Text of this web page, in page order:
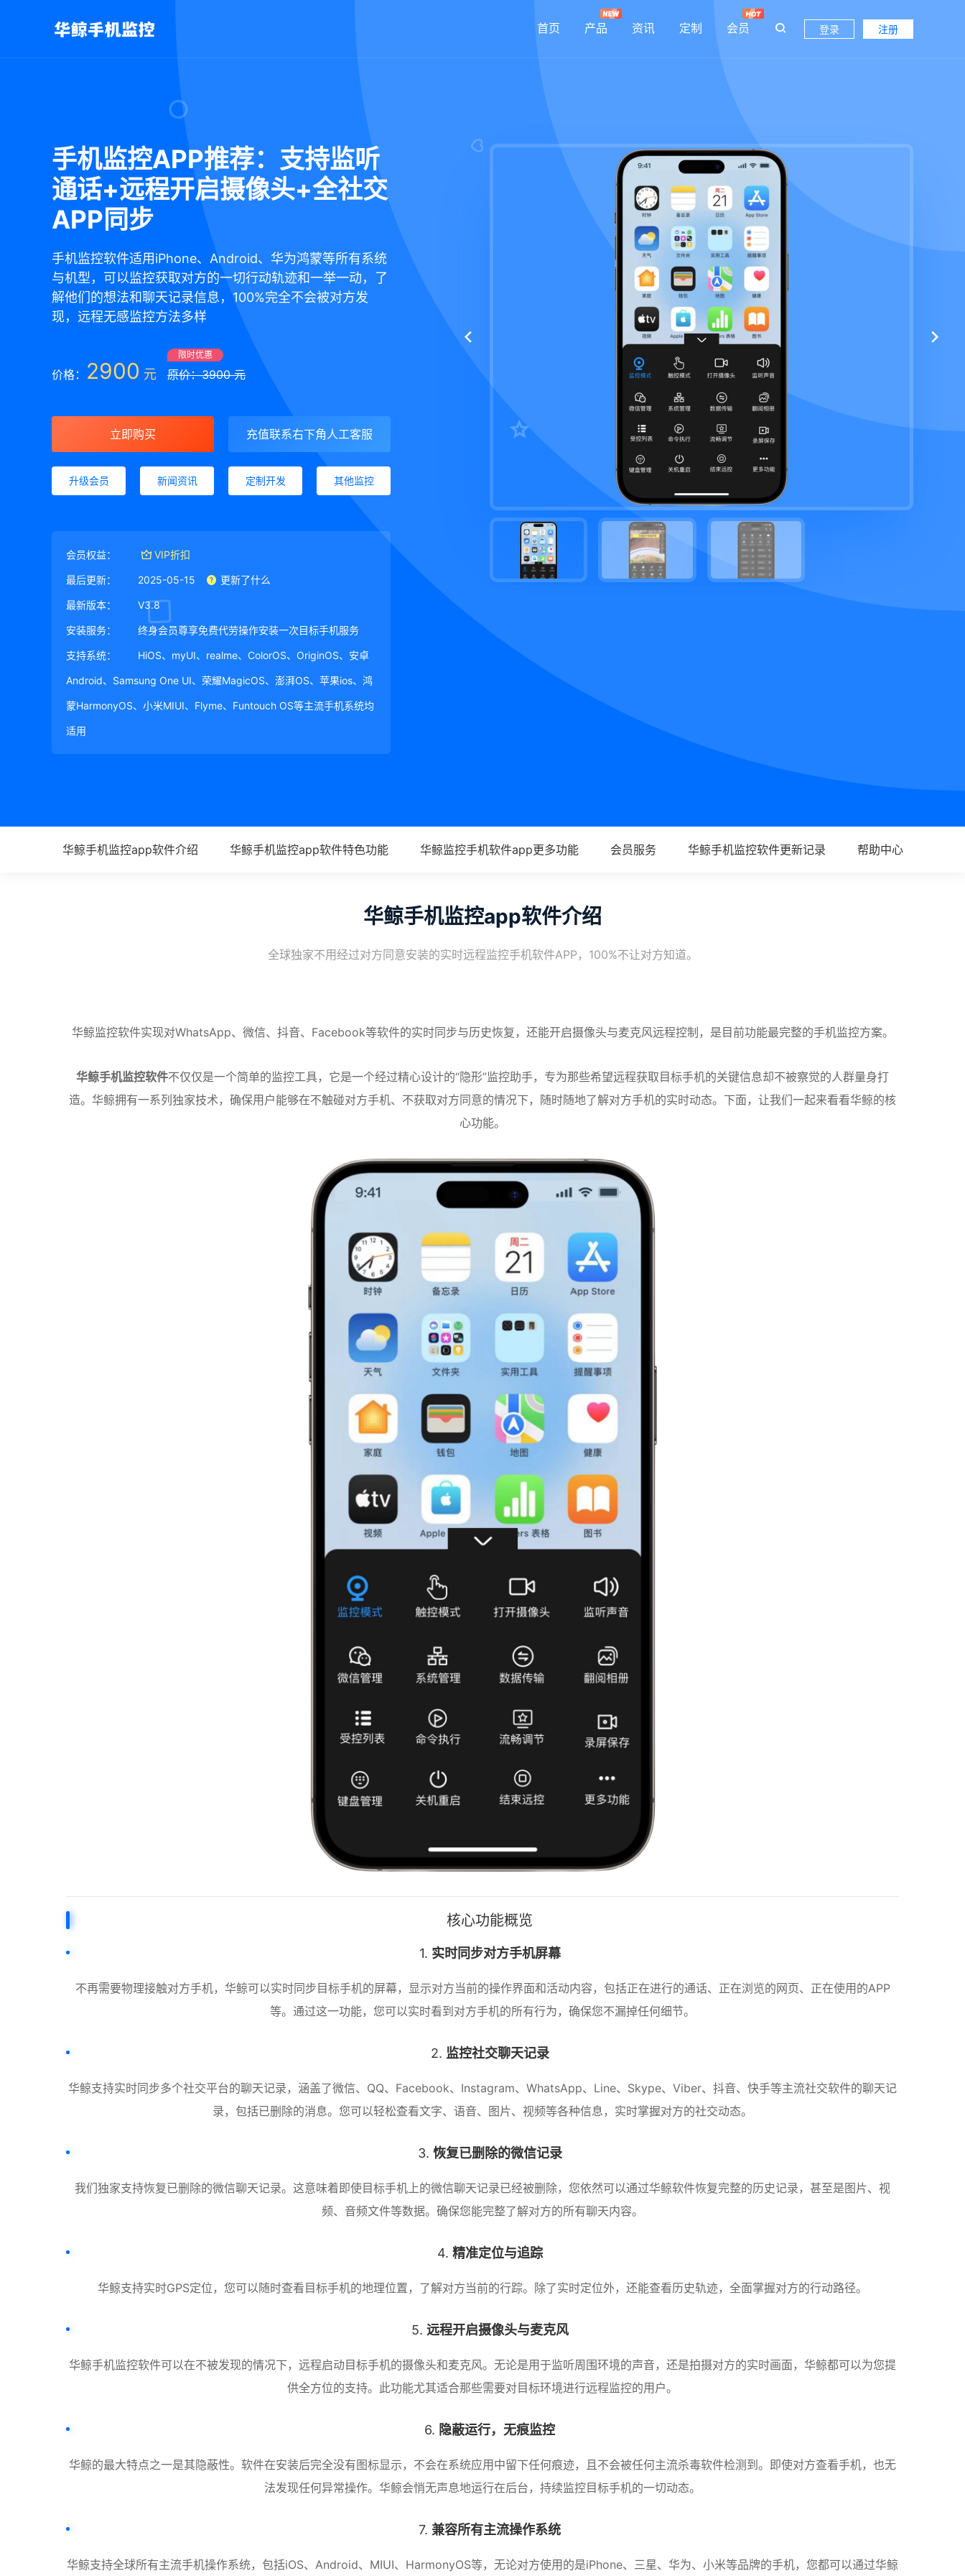
首页 产品 资讯 定制 会员 登录 注册
手机监控APP推荐：支持监听
通话+远程开启摄像头+全社交
APP同步
手机监控软件适用iPhone、Android、华为鸿蒙等所有系统
与机型，可以监控获取对方的一切行动轨迹和一举一动，了
解他们的想法和聊天记录信息，100%完全不会被对方发
现，远程无感监控方法多样
价格： 2900 元
限时优惠
原价：3900 元
立即购买 充值联系右下角人工客服
升级会员 新闻资讯 定制开发 其他监控
会员权益： VIP折扣
最后更新： 2025-05-15 更新了什么
最新版本： V3.8
安装服务： 终身会员尊享免费代劳操作安装一次目标手机服务
支持系统： HiOS、myUI、realme、ColorOS、OriginOS、安卓
Android、Samsung One UI、荣耀MagicOS、澎湃OS、苹果ios、鸿
蒙HarmonyOS、小米MIUI、Flyme、Funtouch OS等主流手机系统均
适用
华鲸手机监控app软件介绍 华鲸手机监控app软件特色功能 华鲸监控手机软件app更多功能 会员服务 华鲸手机监控软件更新记录 帮助中心
华鲸手机监控app软件介绍
全球独家不用经过对方同意安装的实时远程监控手机软件APP，100%不让对方知道。
华鲸监控软件实现对WhatsApp、微信、抖音、Facebook等软件的实时同步与历史恢复，还能开启摄像头与麦克风远程控制，是目前功能最完整的手机监控方案。
华鲸手机监控软件不仅仅是一个简单的监控工具，它是一个经过精心设计的“隐形”监控助手，专为那些希望远程获取目标手机的关键信息却不被察觉的人群量身打
造。华鲸拥有一系列独家技术，确保用户能够在不触碰对方手机、不获取对方同意的情况下，随时随地了解对方手机的实时动态。下面，让我们一起来看看华鲸的核
心功能。
核心功能概览
1. 实时同步对方手机屏幕
不再需要物理接触对方手机，华鲸可以实时同步目标手机的屏幕，显示对方当前的操作界面和活动内容，包括正在进行的通话、正在浏览的网页、正在使用的APP
等。通过这一功能，您可以实时看到对方手机的所有行为，确保您不漏掉任何细节。
2. 监控社交聊天记录
华鲸支持实时同步多个社交平台的聊天记录，涵盖了微信、QQ、Facebook、Instagram、WhatsApp、Line、Skype、Viber、抖音、快手等主流社交软件的聊天记
录，包括已删除的消息。您可以轻松查看文字、语音、图片、视频等各种信息，实时掌握对方的社交动态。
3. 恢复已删除的微信记录
我们独家支持恢复已删除的微信聊天记录。这意味着即使目标手机上的微信聊天记录已经被删除，您依然可以通过华鲸软件恢复完整的历史记录，甚至是图片、视
频、音频文件等数据。确保您能完整了解对方的所有聊天内容。
4. 精准定位与追踪
华鲸支持实时GPS定位，您可以随时查看目标手机的地理位置，了解对方当前的行踪。除了实时定位外，还能查看历史轨迹，全面掌握对方的行动路径。
5. 远程开启摄像头与麦克风
华鲸手机监控软件可以在不被发现的情况下，远程启动目标手机的摄像头和麦克风。无论是用于监听周围环境的声音，还是拍摄对方的实时画面，华鲸都可以为您提
供全方位的支持。此功能尤其适合那些需要对目标环境进行远程监控的用户。
6. 隐蔽运行，无痕监控
华鲸的最大特点之一是其隐蔽性。软件在安装后完全没有图标显示，不会在系统应用中留下任何痕迹，且不会被任何主流杀毒软件检测到。即使对方查看手机，也无
法发现任何异常操作。华鲸会悄无声息地运行在后台，持续监控目标手机的一切动态。
7. 兼容所有主流操作系统
华鲸支持全球所有主流手机操作系统，包括iOS、Android、MIUI、HarmonyOS等，无论对方使用的是iPhone、三星、华为、小米等品牌的手机，您都可以通过华鲸